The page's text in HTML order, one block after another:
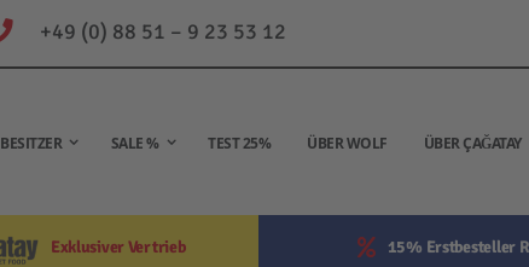
+49 (0) 88 51 – 9 23 53 12
BESITZER SALE % TEST 25% ÜBER WOLF ÜBER ÇAĞATAY
Exklusiver Vertrieb 15% Erstbesteller